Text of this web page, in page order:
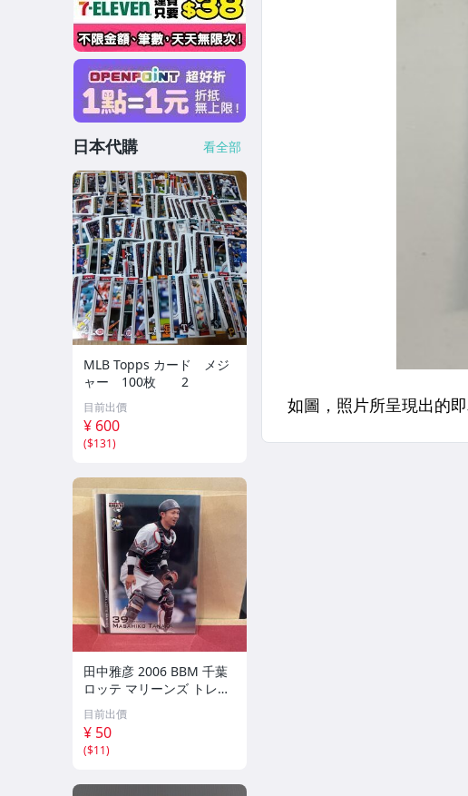
日本代購 看全部
MLB Topps カード メジ
ャー 100枚 2
目前出價
¥ 600
($131)
田中雅彦 2006 BBM 千葉
ロッテ マリーンズ トレカ
プロ野球 カード M37 スポ
ーツ アスリート トレーデ
ィングカード NPB
目前出價
¥ 50
($11)